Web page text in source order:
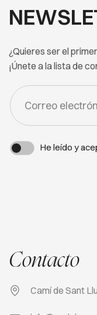
¿Quieres ser el
¡Únete a la lista de
FORM
NEWSLETTER
He leído y
Contacto
Camí de Sant